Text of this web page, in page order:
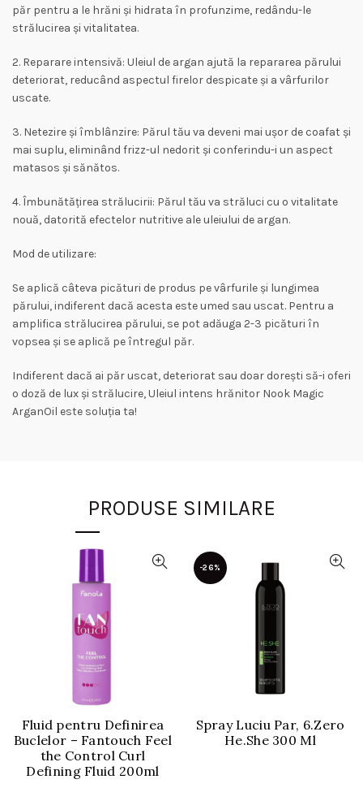
păr pentru a le hrăni și hidrata în profunzime, redându-le
strălucirea și vitalitatea.
2. Reparare intensivă: Uleiul de argan ajută la repararea părului
deteriorat, reducând aspectul firelor despicate și a vârfurilor
uscate.
3. Netezire și îmblânzire: Părul tău va deveni mai ușor de coafat și
mai suplu, eliminând frizz-ul nedorit și conferindu-i un aspect
matasos și sănătos.
4. Îmbunătățirea strălucirii: Părul tău va străluci cu o vitalitate
nouă, datorită efectelor nutritive ale uleiului de argan.
Mod de utilizare:
Se aplică câteva picături de produs pe vârfurile și lungimea
părului, indiferent dacă acesta este umed sau uscat. Pentru a
amplifica strălucirea părului, se pot adăuga 2-3 picături în
vopsea și se aplică pe întregul păr.
Indiferent dacă ai păr uscat, deteriorat sau doar dorești să-i oferi
o doză de lux și strălucire, Uleiul intens hrănitor Nook Magic
ArganOil este soluția ta!
PRODUSE SIMILARE
Fluid pentru Definirea
Buclelor – Fantouch Feel
the Control Curl
Defining Fluid 200ml
-26%
Spray Luciu Par, 6.Zero
He.She 300 Ml